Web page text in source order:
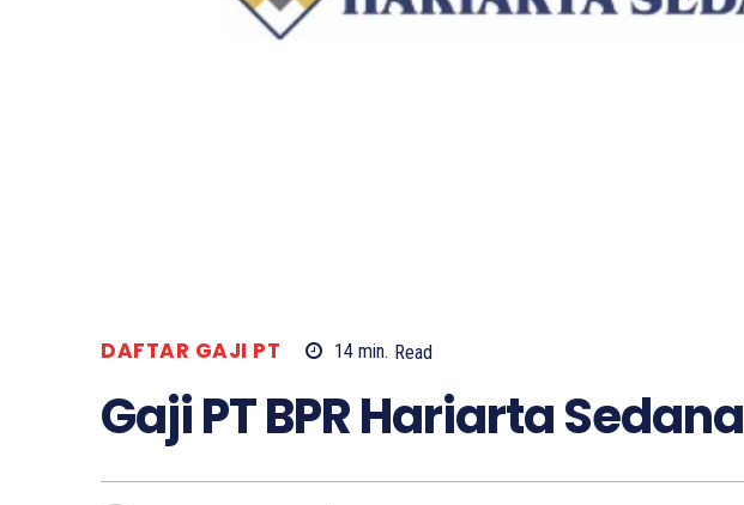
DAFTAR GAJI PT 14 min. Read
Gaji PT BPR Hariarta Sedana